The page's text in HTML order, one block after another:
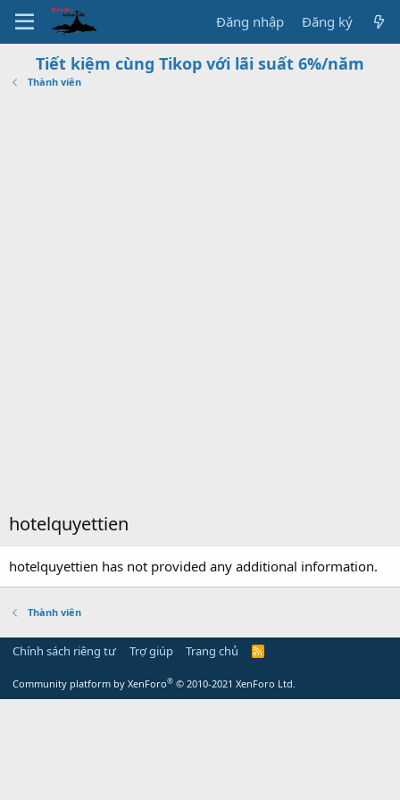
Đăng nhập Đăng ký
Tiết kiệm cùng Tikop với lãi suất 6%/năm
Thành viên
hotelquyettien
hotelquyettien has not provided any additional information.
Thành viên
Chính sách riêng tư Trợ giúp Trang chủ
R
Community platform by XenForo® © 2010-2021 XenForo Ltd.